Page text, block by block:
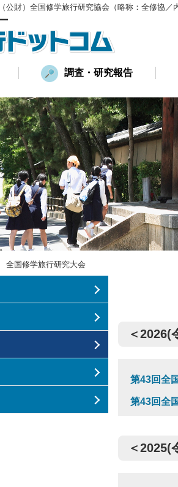
公財）全国修学旅行研究協会（略称：全修協／
調査・研究報告
全国修学旅行研究大会
＜2026(
第43回全
第43回全
＜2025(